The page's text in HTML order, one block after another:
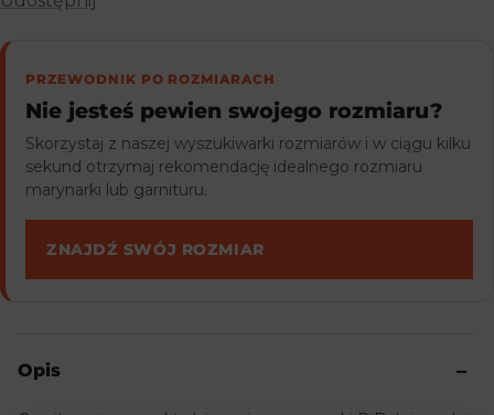
PRZEWODNIK PO ROZMIARACH
Nie jesteś pewien swojego rozmiaru?
Skorzystaj z naszej wyszukiwarki rozmiarów i w ciągu kilku
sekund otrzymaj rekomendację idealnego rozmiaru
marynarki lub garnituru.
ZNAJDŹ SWÓJ ROZMIAR
Opis